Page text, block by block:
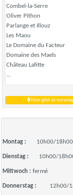
Combel-la-Serre
Oliver Pithon
Parlange et Illouz
Les Maou
Le Domaine du Facteur
Domaine des Maels
Château Lafitte
...
Hier gibt es
Montag : 10h00/18h00
Dienstag : 10h00/
Mittwoch : fermé
Donnerstag : 12h00/